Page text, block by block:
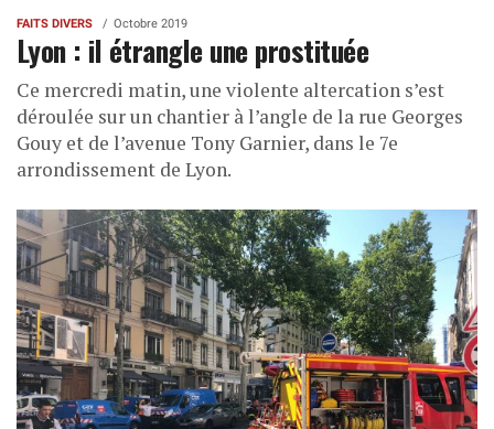
FAITS DIVERS Octobre 2019
Lyon : il étrangle une prostituée
Ce mercredi matin, une violente altercation s’est
déroulée sur un chantier à l’angle de la rue Georges
Gouy et de l’avenue Tony Garnier, dans le 7e
arrondissement de Lyon.